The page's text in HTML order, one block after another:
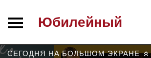
Юбилейный
СЕГОДНЯ НА БОЛЬШОМ ЭКРАНЕ»